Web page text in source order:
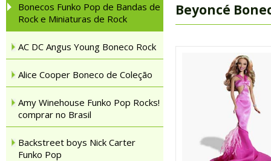
Bonecos Funko Pop de Bandas de
Rock e Miniaturas de Rock
AC DC Angus Young Boneco Rock
Alice Cooper Boneco de Coleção
Amy Winehouse Funko Pop Rocks!
comprar no Brasil
Backstreet boys Nick Carter
Funko Pop
Beyoncé